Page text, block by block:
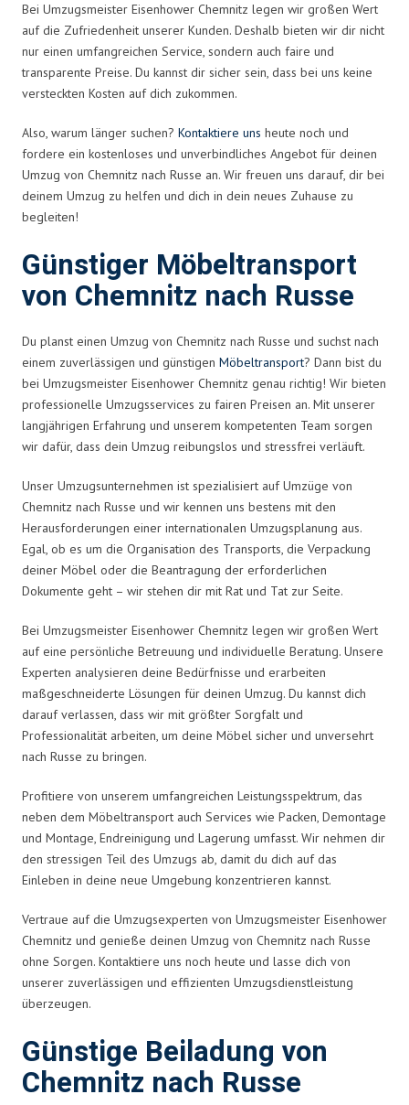
Bei Umzugsmeister Eisenhower Chemnitz legen wir großen Wert
auf die Zufriedenheit unserer Kunden. Deshalb bieten wir dir nicht
nur einen umfangreichen Service, sondern auch faire und
transparente Preise. Du kannst dir sicher sein, dass bei uns keine
versteckten Kosten auf dich zukommen.
Also, warum länger suchen? Kontaktiere uns heute noch und
fordere ein kostenloses und unverbindliches Angebot für deinen
Umzug von Chemnitz nach Russe an. Wir freuen uns darauf, dir bei
deinem Umzug zu helfen und dich in dein neues Zuhause zu
begleiten!
Günstiger Möbeltransport
von Chemnitz nach Russe
Du planst einen Umzug von Chemnitz nach Russe und suchst nach
einem zuverlässigen und günstigen Möbeltransport? Dann bist du
bei Umzugsmeister Eisenhower Chemnitz genau richtig! Wir bieten
professionelle Umzugsservices zu fairen Preisen an. Mit unserer
langjährigen Erfahrung und unserem kompetenten Team sorgen
wir dafür, dass dein Umzug reibungslos und stressfrei verläuft.
Unser Umzugsunternehmen ist spezialisiert auf Umzüge von
Chemnitz nach Russe und wir kennen uns bestens mit den
Herausforderungen einer internationalen Umzugsplanung aus.
Egal, ob es um die Organisation des Transports, die Verpackung
deiner Möbel oder die Beantragung der erforderlichen
Dokumente geht – wir stehen dir mit Rat und Tat zur Seite.
Bei Umzugsmeister Eisenhower Chemnitz legen wir großen Wert
auf eine persönliche Betreuung und individuelle Beratung. Unsere
Experten analysieren deine Bedürfnisse und erarbeiten
maßgeschneiderte Lösungen für deinen Umzug. Du kannst dich
darauf verlassen, dass wir mit größter Sorgfalt und
Professionalität arbeiten, um deine Möbel sicher und unversehrt
nach Russe zu bringen.
Profitiere von unserem umfangreichen Leistungsspektrum, das
neben dem Möbeltransport auch Services wie Packen, Demontage
und Montage, Endreinigung und Lagerung umfasst. Wir nehmen dir
den stressigen Teil des Umzugs ab, damit du dich auf das
Einleben in deine neue Umgebung konzentrieren kannst.
Vertraue auf die Umzugsexperten von Umzugsmeister Eisenhower
Chemnitz und genieße deinen Umzug von Chemnitz nach Russe
ohne Sorgen. Kontaktiere uns noch heute und lasse dich von
unserer zuverlässigen und effizienten Umzugsdienstleistung
überzeugen.
Günstige Beiladung von
Chemnitz nach Russe